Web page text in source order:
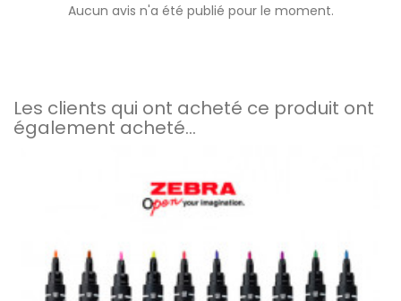
Aucun avis n'a été publié pour le moment.
Les clients qui ont acheté ce produit ont
également acheté...